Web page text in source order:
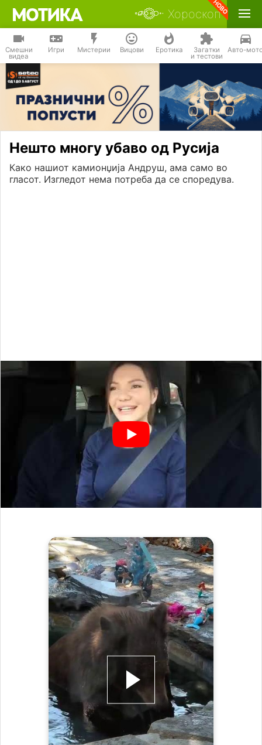
Хороскоп
Смешни
видеа
Игри Мистерии Вицови Еротика Загатки
и тестови
Авто-
Нешто многу убаво од Русија
Како нашиот камионџија Андруш, ама само во
гласот. Изгледот нема потреба да се споредува.